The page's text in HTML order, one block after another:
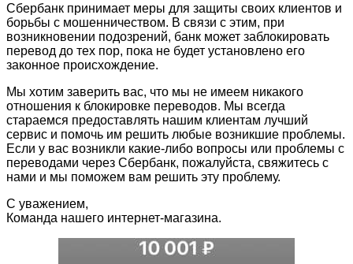
Сбербанк принимает меры для защиты своих клиентов и
борьбы с мошенничеством. В связи с этим, при
возникновении подозрений, банк может заблокировать
перевод до тех пор, пока не будет установлено его
законное происхождение.
Мы хотим заверить вас, что мы не имеем никакого
отношения к блокировке переводов. Мы всегда
стараемся предоставлять нашим клиентам лучший
сервис и помочь им решить любые возникшие проблемы.
Если у вас возникли какие-либо вопросы или проблемы с
переводами через Сбербанк, пожалуйста, свяжитесь с
нами и мы поможем вам решить эту проблему.
С уважением,
Команда нашего интернет-магазина.